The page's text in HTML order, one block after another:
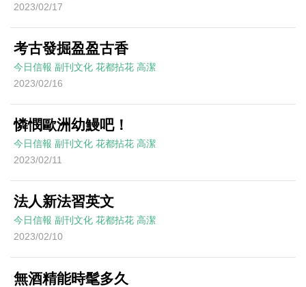
2023/02/17
考古發掘盈盈古香
今日信報 副刊文化 花都拈花 高潔
2023/02/16
憐憫歐洲幼鰻吧！
今日信報 副刊文化 花都拈花 高潔
2023/02/11
法人新法習英文
今日信報 副刊文化 花都拈花 高潔
2023/02/10
無酒精能時髦多久